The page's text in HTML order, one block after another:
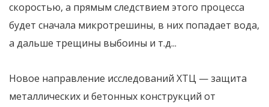
скоростью, а прямым следствием этого процесса
будет сначала микротрешины, в них попадает вода,
а дальше трещины выбоины и т.д...
Новое направление исследований ХТЦ — защита
металлических и бетонных конструкций от